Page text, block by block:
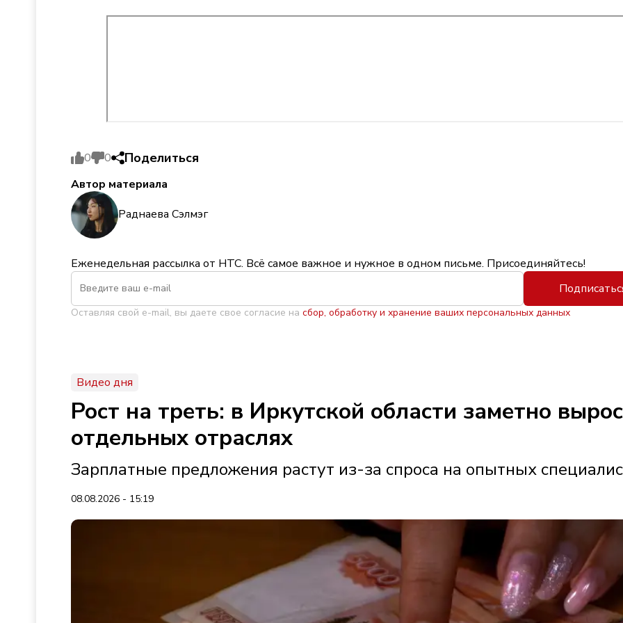
0 0 Поделиться
Автор материала
Раднаева Сэлмэг
Еженедельная рассылка от НТС. Всё самое важное и нужное в одном письме. Присоединяйтесь!
Оставляя свой e-mail, вы даете свое согласие на сбор, обработку и хранение ваших персональных данных
Видео дня
Рост на треть: в Иркутской области заметно
отдельных отраслях
Зарплатные предложения растут из-за спроса на опытных
08.08.2026 - 15:19